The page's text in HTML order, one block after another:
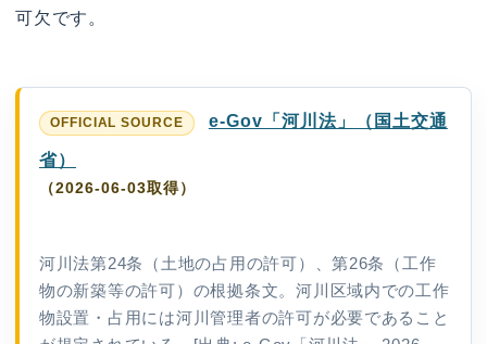
可欠です。
e-Gov「河川法」（国土交通
省）
（2026-06-03取得）
河川法第24条（土地の占用の許可）、第26条（工作
物の新築等の許可）の根拠条文。河川区域内での工作
物設置・占用には河川管理者の許可が必要であること